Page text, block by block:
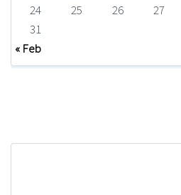
24
25 26 27
31
« Feb